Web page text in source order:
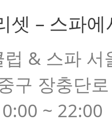
셋 – 스파
럽 & 스파
구 장충단
~ 22:00